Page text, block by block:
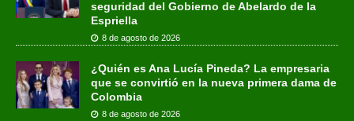
seguridad del Gobierno de Abelardo de la
Espriella
8 de agosto de 2026
¿Quién es Ana Lucía Pineda? La empresaria
que se convirtió en la nueva primera dama de
Colombia
8 de agosto de 2026